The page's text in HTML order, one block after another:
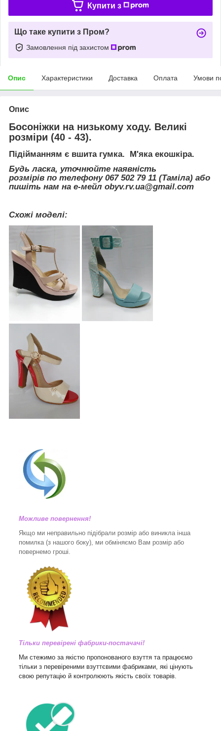
Купити з
Що таке купити з Пром?
Замовлення під захистом
Опис Характеристики Доставка Оплата Умови
Опис
Босоніжки на низькому ходу. Великі
розміри (40 - 43).
Підійманням є вшита гумка. М'яка екошкіра.
Будь ласка, уточнюйте наявність
розмірів по телефону 067 502 79 11 (Таміла) або
пишіть нам на е-мейл obyv.rv.ua@gmail.com
Схожі моделі:
Можливе повернення!
Якщо ми неправильно підібрали розмір або виникла інша
помилка (з нашого боку), ми обміняємо Вам розмір або
повернемо гроші.
Тільки перевірені фабрики-постачачі!
Ми стежимо за якістю пропонованого взуття та працюємо
тільки з перевіреними взуттєвими фабриками, які цінують
свою репутацію й контролюють якість своїх товарів.